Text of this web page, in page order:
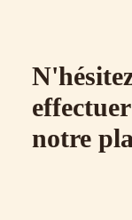
notre